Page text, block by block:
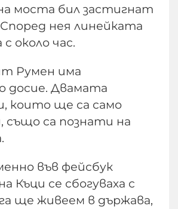
моста бил застигнат
нея линейката
с около час.
Румен има
досие. Двамата
които ще са само
също са познати на
във фейсбук
Къци се сбогуваха с
ще живеем в държава,